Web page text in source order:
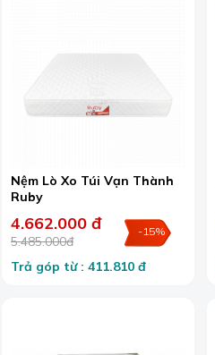
Nệm Lò Xo Túi Vạn Thành
Ruby
4.662.000 đ
5.485.000đ
-15%
Trả góp từ : 411.810 đ